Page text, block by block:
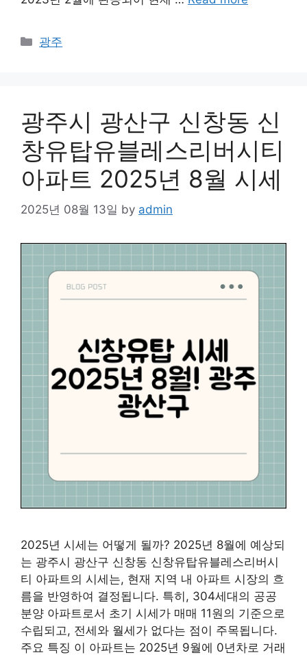
Categories
광주
광주시 광산구 신창동 신
창유탑유블레스리버시티
아파트 2025년 8월 시세
2025년 08월 13일 by admin
2025년 시세는 어떻게 될까? 2025년 8월에 예상되
는 광주시 광산구 신창동 신창유탑유블레스리버시
티 아파트의 시세는, 현재 지역 내 아파트 시장의 흐
름을 반영하여 결정됩니다. 특히, 304세대의 공공
분양 아파트로서 초기 시세가 매매 11원의 기준으로
수립되고, 전세와 월세가 없다는 점이 주목됩니다.
주요 특징 이 아파트는 2025년 9월에 0년차로 거래